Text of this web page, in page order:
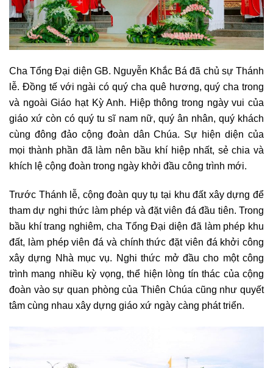
Cha Tổng Đại diện GB. Nguyễn Khắc Bá đã chủ sự Thánh
lễ. Đồng tế với ngài có quý cha quê hương, quý cha trong
và ngoài Giáo hạt Kỳ Anh. Hiệp thông trong ngày vui của
giáo xứ còn có quý tu sĩ nam nữ, quý ân nhân, quý khách
cùng đông đảo cộng đoàn dân Chúa. Sự hiện diện của
mọi thành phần đã làm nên bầu khí hiệp nhất, sẻ chia và
khích lệ cộng đoàn trong ngày khởi đầu công trình mới.
Trước Thánh lễ, cộng đoàn quy tụ tại khu đất xây dựng để
tham dự nghi thức làm phép và đặt viên đá đầu tiên. Trong
bầu khí trang nghiêm, cha Tổng Đại diện đã làm phép khu
đất, làm phép viên đá và chính thức đặt viên đá khởi công
xây dựng Nhà mục vụ. Nghi thức mở đầu cho một công
trình mang nhiều kỳ vọng, thể hiện lòng tín thác của cộng
đoàn vào sự quan phòng của Thiên Chúa cũng như quyết
tâm cùng nhau xây dựng giáo xứ ngày càng phát triển.